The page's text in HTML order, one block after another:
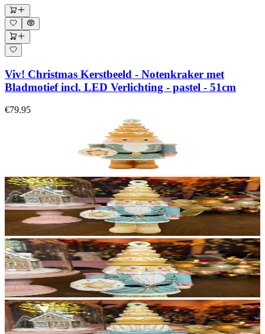
Viv! Christmas Kerstbeeld - Notenkraker met
Bladmotief incl. LED Verlichting - pastel - 51cm
€79.95